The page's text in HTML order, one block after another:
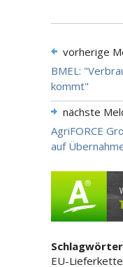
vorherige
BMEL:
kommt"
nächste
AgriFORCE
auf
Schlagwörter
EU-